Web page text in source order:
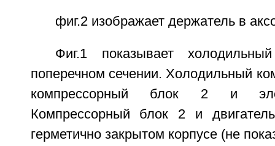
фиг.2 изображает держатель в
Фиг.1 показывает
поперечном сечении. Холодильный
компрессорный блок 2 и
Компрессорный блок 2 и
герметично закрытом корпусе (не